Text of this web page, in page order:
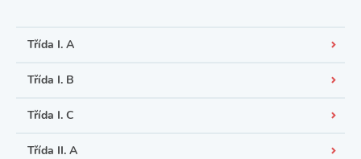
Třída I. A
Třída I. B
Třída I. C
Třída II. A